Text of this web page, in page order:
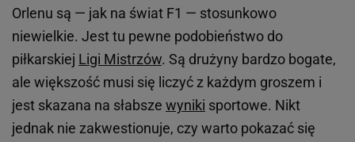
Orlenu są — jak na świat F1 — stosunkowo
niewielkie. Jest tu pewne podobieństwo do
piłkarskiej Ligi Mistrzów. Są drużyny bardzo bogate,
ale większość musi się liczyć z każdym groszem i
jest skazana na słabsze wyniki sportowe. Nikt
jednak nie zakwestionuje, czy warto pokazać się